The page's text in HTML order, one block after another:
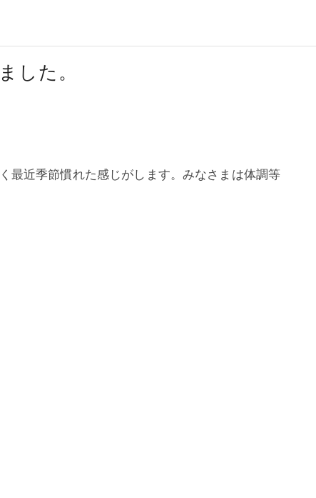
した。
最近季節慣れた感じがします。みなさまは体調等